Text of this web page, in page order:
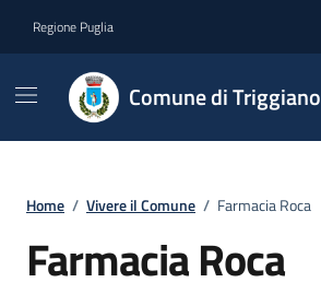
Regione Puglia
Comune di Triggiano
Home / Vivere il Comune / Farmacia Roca
Farmacia Roca